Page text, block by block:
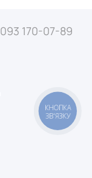
093 170-07-89
КНОПКА
ЗВ'ЯЗКУ